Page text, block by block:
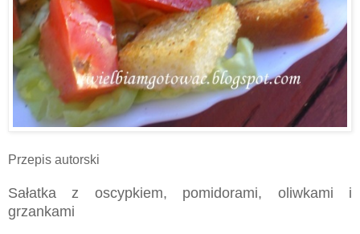
Przepis autorski
Sałatka z oscypkiem, pomidorami, oliwkami i
grzankami